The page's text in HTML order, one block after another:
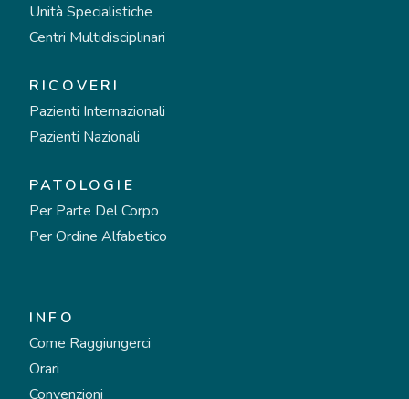
Unità Specialistiche
Centri Multidisciplinari
RICOVERI
Pazienti Internazionali
Pazienti Nazionali
PATOLOGIE
Per Parte Del Corpo
Per Ordine Alfabetico
INFO
Come Raggiungerci
Orari
Convenzioni